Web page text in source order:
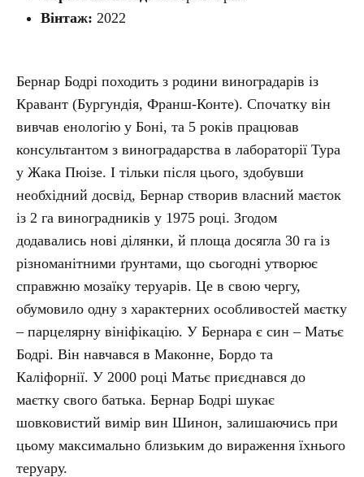
Вінтаж: 2022
Бернар Бодрі походить з родини виноградарів із
Кравант (Бургундія, Франш-Конте). Спочатку він
вивчав енологію у Боні, та 5 років працював
консультантом з виноградарства в лабораторії Тура
у Жака Пюізе. І тільки після цього, здобувши
необхідний досвід, Бернар створив власний маєток
із 2 га виноградників у 1975 році. Згодом
додавались нові ділянки, й площа досягла 30 га із
різноманітними ґрунтами, що сьогодні утворює
справжню мозаїку теруарів. Це в свою чергу,
обумовило одну з характерних особливостей маєтку
– парцелярну вініфікацію. У Бернара є син – Матьє
Бодрі. Він навчався в Маконне, Бордо та
Каліфорнії. У 2000 році Матьє приєднався до
маєтку свого батька. Бернар Бодрі шукає
шовковистий вимір вин Шинон, залишаючись при
цьому максимально близьким до вираження їхнього
теруару.